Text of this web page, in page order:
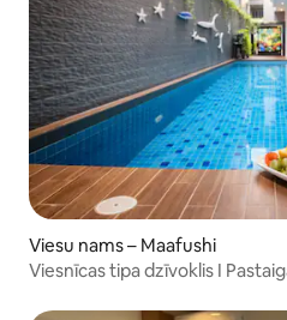
Viesu nams – Maafushi
Viesnīcas tipa dzīvoklis I